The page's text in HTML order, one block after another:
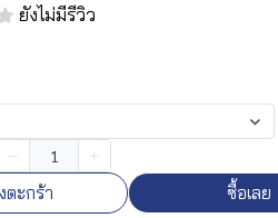
ยังไม่มีรีวิว
ตะกร้า
ซื้อเลย